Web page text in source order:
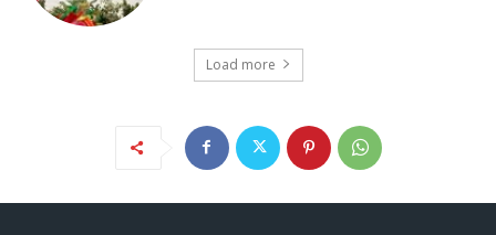
Load more